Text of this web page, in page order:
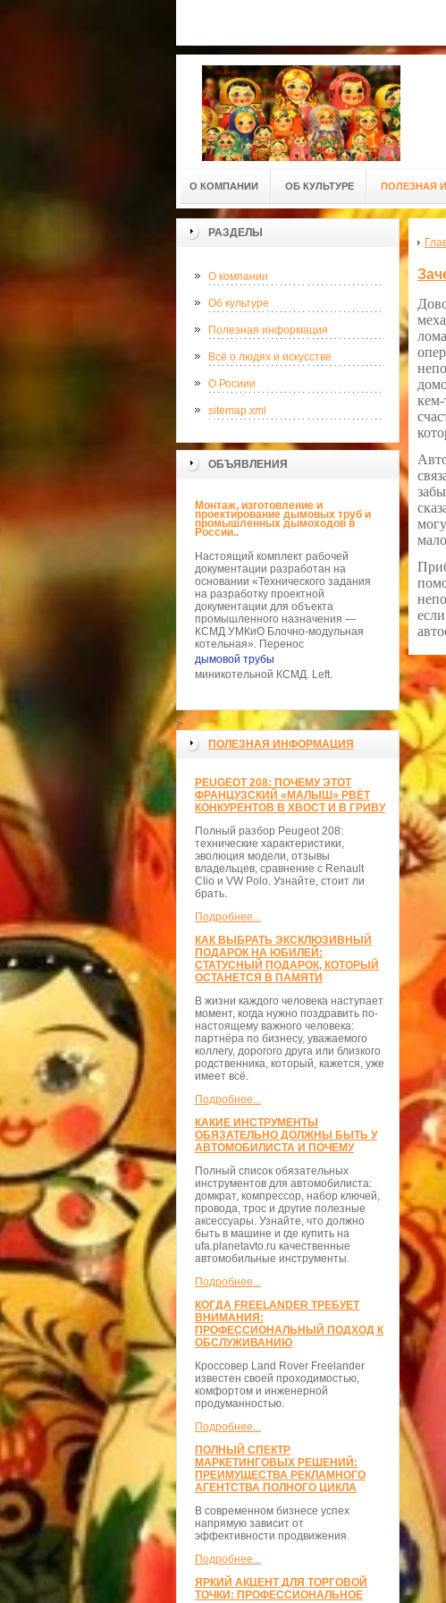
О КОМПАНИИ ОБ КУЛЬТУРЕ ПОЛЕЗНАЯ
РАЗДЕЛЫ
О компании
Об культуре
Полезная информация
Всё о людях и искусстве
О Росиии
sitemap.xml
ОБЪЯВЛЕНИЯ
Монтаж, изготовление и
проектирование дымовых труб и
промышленных дымоходов в
России..
Настоящий комплект рабочей
документации разработан на
основании «Технического задания
на разработку проектной
документации для объекта
промышленного назначения —
КСМД УМКиО Блочно-модульная
котельная». Перенос
дымовой трубы
миникотельной КСМД. Left.
>
ПОЛЕЗНАЯ ИНФОРМАЦИЯ
PEUGEOT 208: ПОЧЕМУ ЭТОТ
ФРАНЦУЗСКИЙ «МАЛЫШ» РВЁТ
КОНКУРЕНТОВ В ХВОСТ И В ГРИВУ
Полный разбор Peugeot 208:
технические характеристики,
эволюция модели, отзывы
владельцев, сравнение с Renault
Clio и VW Polo. Узнайте, стоит ли
брать.
Подробнее...
КАК ВЫБРАТЬ ЭКСКЛЮЗИВНЫЙ
ПОДАРОК НА ЮБИЛЕЙ:
СТАТУСНЫЙ ПОДАРОК, КОТОРЫЙ
ОСТАНЕТСЯ В ПАМЯТИ
В жизни каждого человека наступает
момент, когда нужно поздравить по-
настоящему важного человека:
партнёра по бизнесу, уважаемого
коллегу, дорогого друга или близкого
родственника, который, кажется, уже
имеет всё.
Подробнее...
КАКИЕ ИНСТРУМЕНТЫ
ОБЯЗАТЕЛЬНО ДОЛЖНЫ БЫТЬ У
АВТОМОБИЛИСТА И ПОЧЕМУ
Полный список обязательных
инструментов для автомобилиста:
домкрат, компрессор, набор ключей,
провода, трос и другие полезные
аксессуары. Узнайте, что должно
быть в машине и где купить на
ufa.planetavto.ru качественные
автомобильные инструменты.
Подробнее...
КОГДА FREELANDER ТРЕБУЕТ
ВНИМАНИЯ:
ПРОФЕССИОНАЛЬНЫЙ ПОДХОД К
ОБСЛУЖИВАНИЮ
Кроссовер Land Rover Freelander
известен своей проходимостью,
комфортом и инженерной
продуманностью.
Подробнее...
ПОЛНЫЙ СПЕКТР
МАРКЕТИНГОВЫХ РЕШЕНИЙ:
ПРЕИМУЩЕСТВА РЕКЛАМНОГО
АГЕНТСТВА ПОЛНОГО ЦИКЛА
В современном бизнесе успех
напрямую зависит от
эффективности продвижения.
Подробнее...
ЯРКИЙ АКЦЕНТ ДЛЯ ТОРГОВОЙ
ТОЧКИ: ПРОФЕССИОНАЛЬНОЕ